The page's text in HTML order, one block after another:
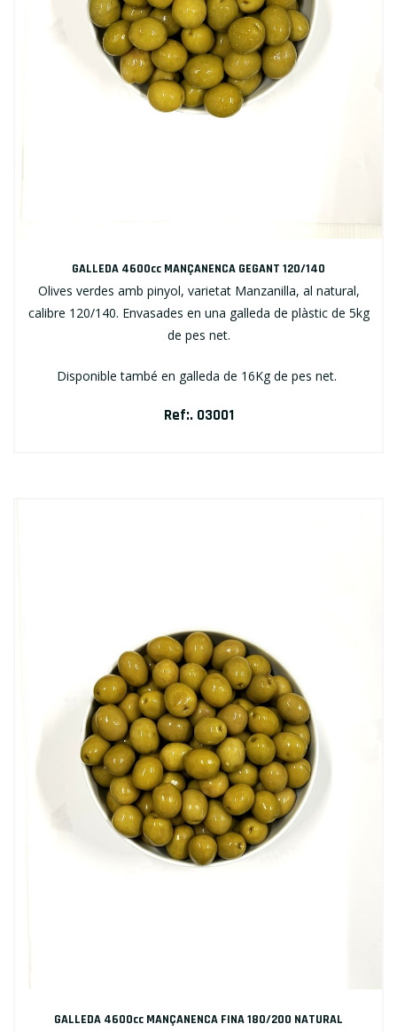
GALLEDA 4600cc MANÇANENCA GEGANT 120/140
Olives verdes amb pinyol, varietat Manzanilla, al natural,
calibre 120/140. Envasades en una galleda de plàstic de 5kg
de pes net.
Disponible també en galleda de 16Kg de pes net.
Ref:. 03001
GALLEDA 4600cc MANÇANENCA FINA 180/200 NATURAL